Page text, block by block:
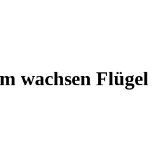
wachsen Flügel